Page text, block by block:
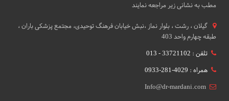
مطب به نشانی زیر مراجعه نمایند
گيلان ، رشت ، بلوار نماز ،نبش خیابان فرهنگ توحیدی، مجتمع پزشکی باران ،
طبقه چهارم واحد 403
تلفن : 33721102 - 013
همراه : 4029-281-0933
Info@dr-mardani.com